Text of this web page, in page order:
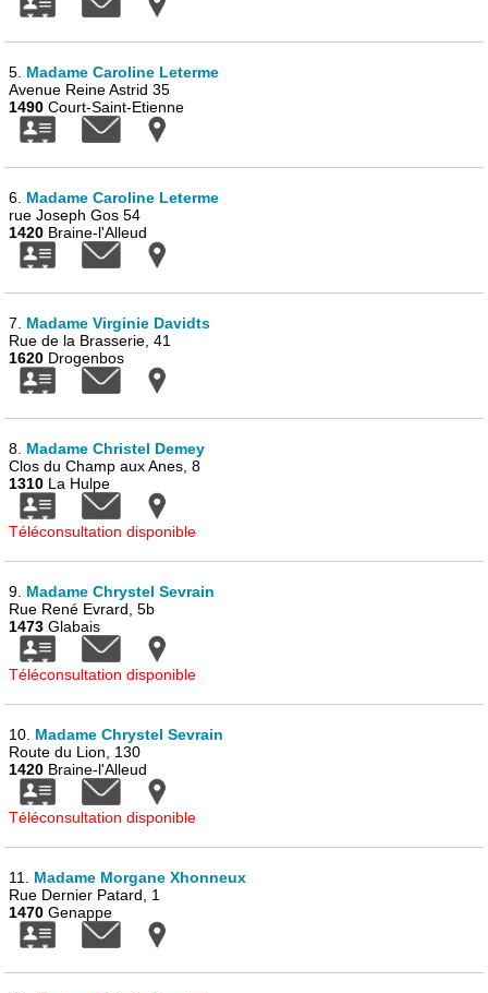
5. Madame Caroline Leterme
Avenue Reine Astrid 35
1490 Court-Saint-Etienne
6. Madame Caroline Leterme
rue Joseph Gos 54
1420 Braine-l'Alleud
7. Madame Virginie Davidts
Rue de la Brasserie, 41
1620 Drogenbos
8. Madame Christel Demey
Clos du Champ aux Anes, 8
1310 La Hulpe
Téléconsultation disponible
9. Madame Chrystel Sevrain
Rue René Evrard, 5b
1473 Glabais
Téléconsultation disponible
10. Madame Chrystel Sevrain
Route du Lion, 130
1420 Braine-l'Alleud
Téléconsultation disponible
11. Madame Morgane Xhonneux
Rue Dernier Patard, 1
1470 Genappe